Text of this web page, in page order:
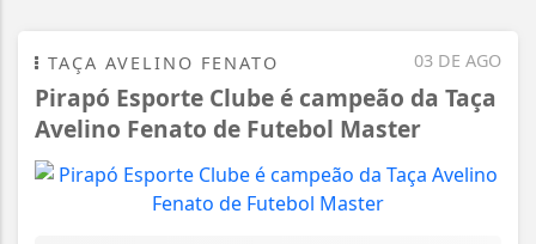
03 DE AGO
TAÇA AVELINO FENATO
Pirapó Esporte Clube é campeão da Taça
Avelino Fenato de Futebol Master